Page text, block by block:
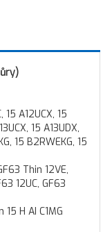
15 A12UCX, 15
15 A13UDX,
15 B2RWEKG, 15
Thin 12VE,
12UC, GF63
H AI C1MG